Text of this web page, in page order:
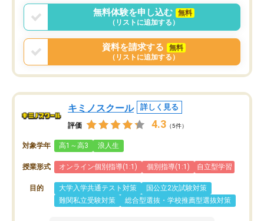
言う事で講師変更の申し出があり、あ
まりに短期での変更だった為、塾に通
う事にして退会しました。遅れも取り
戻せ、授業内容や講師の方は良かった
と思います。
無料体験を申し込む
無料
（リストに追加する）
資料を請求する
無料
（リストに追加する）
キミノスクール 詳しく見る
評価 4.3 （5件）
対象学年 高1～高3 浪人生
授業形式 オンライン個別指導(1:1) 個別指導(1:1) 自立型学習
目的 大学入学共通テスト対策
国公立2次試験対策
難関私立受験対策
総合型選抜・学校推薦型選抜対策